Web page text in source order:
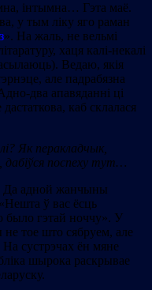
інтымна… Гэта маё.
у тым ліку яго раман
». На жаль, не вельмі
хаця калі-некалі
Ведаю, якія
але падрабязна
два апавяданні ці
каб склалася
Як перакладчык,
дабіўся поспеху тут…
Да адной жанчыны
ў вас ёсць
было гэтай ноччу». У
тое што сябруем, але
сустрэчах ён мяне
шырока раскрывае